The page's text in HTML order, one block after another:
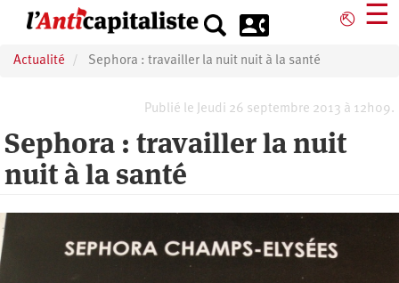
principal
⎋ ☰
Actualité Sephora : travailler la nuit nuit à la santé
Publié le Jeudi 26 septembre 2013 à 12h09.
Sephora : travailler la nuit
nuit à la santé